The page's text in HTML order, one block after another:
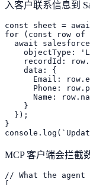
入客户联系信息到
const sheet =
for (const row of
await
objectType:
recordId:
    data: {
Email:
Phone:
Name:
    }
  });
}
MCP 客户端会拦截
// What the